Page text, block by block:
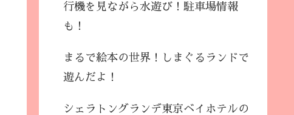
行機を見ながら水遊び！駐車場情報
も！
まるで絵本の世界！しまぐるランドで
遊んだよ！
シェラトングランデ東京ベイホテルの